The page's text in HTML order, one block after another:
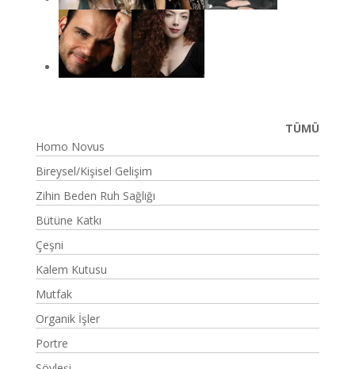
TÜMÜ
Homo Novus
Bireysel/Kişisel Gelişim
Zihin Beden Ruh Sağlığı
Bütüne Katkı
Çeşni
Kalem Kutusu
Mutfak
Organik İşler
Portre